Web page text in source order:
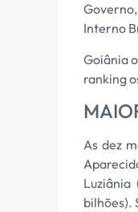
Interno
Goiânia
ranking
As dez
Luziânia
bilhões).